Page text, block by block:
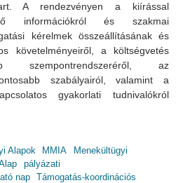
A rendezvényen a kiírással
információkról és szakmai
kérelmek összeállításának és
követelményeiről, a költségvetés
szempontrendszeréről, az
szabályairól, valamint a
gyakorlati tudnivalókról
Alapok MMIA
Menekültügyi
pályázati
nap
Támogatás-koordinációs